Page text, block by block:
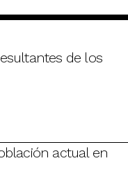
de los
actual en